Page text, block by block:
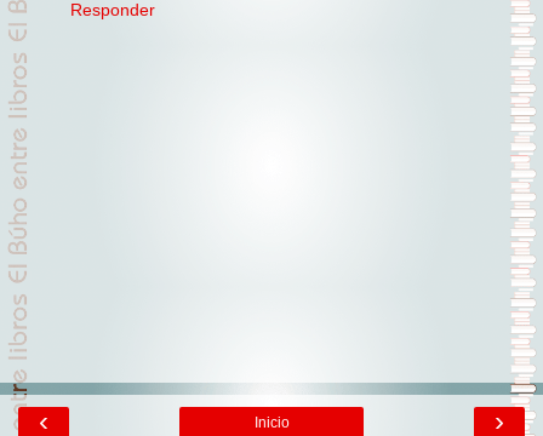
Responder
‹ ›
Inicio